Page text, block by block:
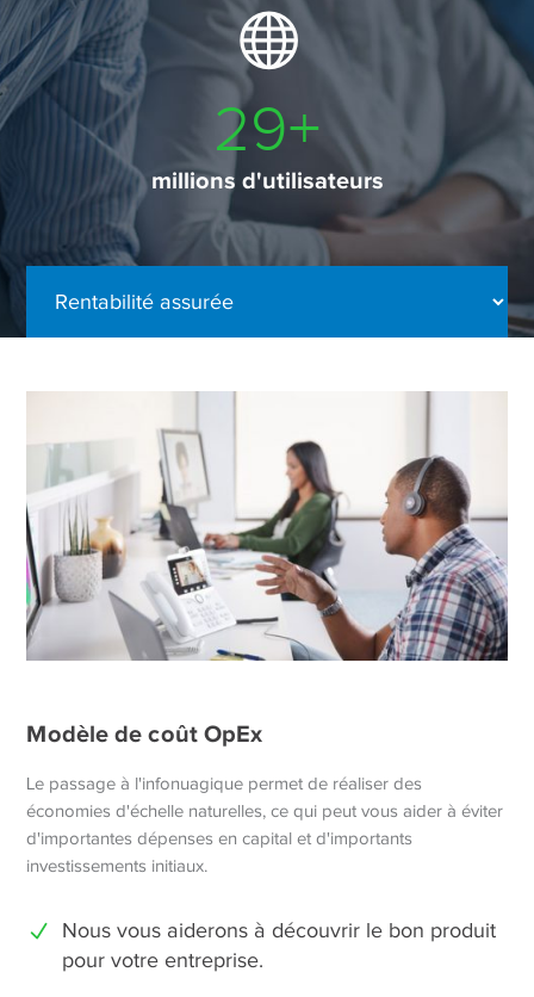
29+
millions d'utilisateurs
Modèle de coût OpEx
Le passage à l'infonuagique permet de réaliser des
économies d'échelle naturelles, ce qui peut vous aider à éviter
d'importantes dépenses en capital et d'importants
investissements initiaux.
Nous vous aiderons à découvrir le bon produit
pour votre entreprise.